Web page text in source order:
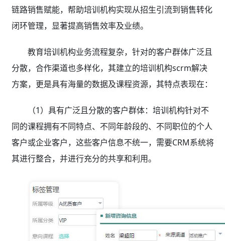
链路销售赋能，帮助培训机构实现从招生引流到销售转化
闭环管理，显著提高销售效率及业绩。
教育培训机构业务流程复杂，针对的客户群体广泛且
分散，合作渠道也多样化，其建立的培训机构scrm解决
方案，更是具有海量的数据及课程资源，其特点表现在：
（1）具有广泛且分散的客户群体：培训机构针对不
同的课程拥有不同特点、不同年龄段的、不同职位的个人
客户或企业客户，这些客户信息不统一，需要CRM系统将
其进行整合，并进行充分的共享和利用。